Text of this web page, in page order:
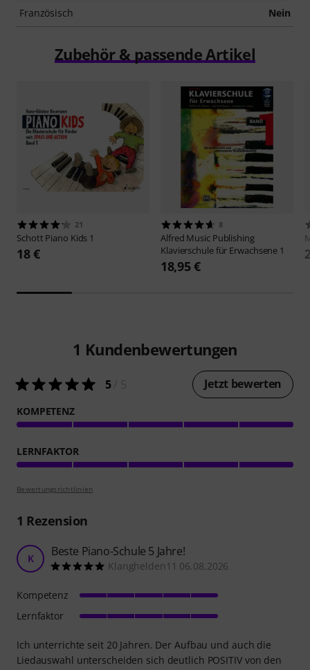
Französisch Nein
Zubehör & passende Artikel
21
Schott Piano Kids 1
18 €
8
Alfred Music Publishing
Klavierschule für Erwachsene 1
18,95 €
1 Kundenbewertungen
5/ 5 Jetzt bewerten
KOMPETENZ
LERNFAKTOR
Bewertungsrichtlinien
1 Rezension
K Beste Piano-Schule 5 Jahre!
Klanghelden11 06.08.2026
Ich unterrichte seit 20 Jahren. Der Aufbau und auch die
Liedauswahl unterscheiden sich deutlich POSITIV von den
Kompetenz
Lernfaktor